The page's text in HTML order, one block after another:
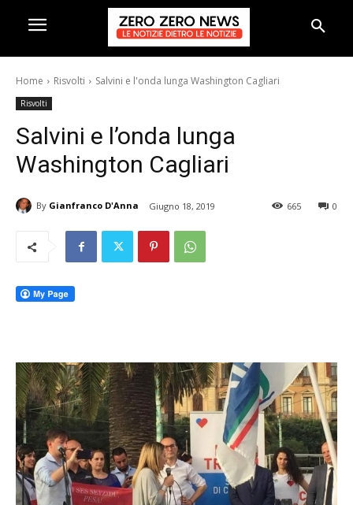
Home Risvolti Salvini e l'onda lunga Washington Cagliari
Risvolti
Salvini e l’onda lunga
Washington Cagliari
By Gianfranco D'Anna Giugno 18, 2019 0
665